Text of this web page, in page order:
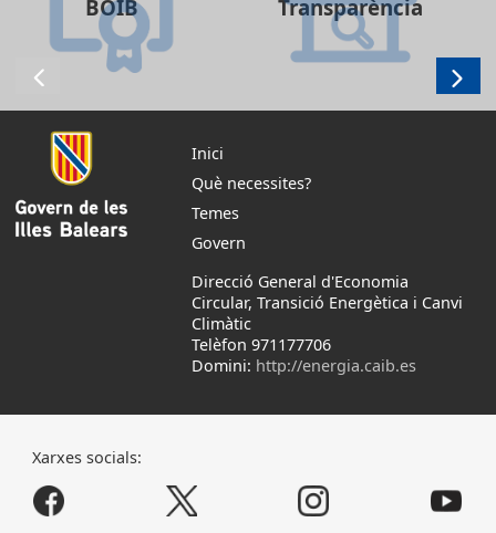
BOIB Transparència
Inici
Què necessites?
Temes
Govern
Direcció General d'Economia
Circular, Transició Energètica i Canvi
Climàtic
Telèfon 971177706
Domini: http://energia.caib.es
Xarxes socials: